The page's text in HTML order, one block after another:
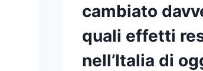
cambiato
quali effetti
nell’Italia di